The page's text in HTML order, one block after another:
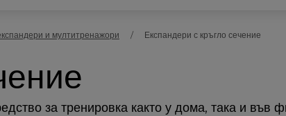
за тренировка както у дома, така и във
и мултитренажори Експандери с кръгло сечение